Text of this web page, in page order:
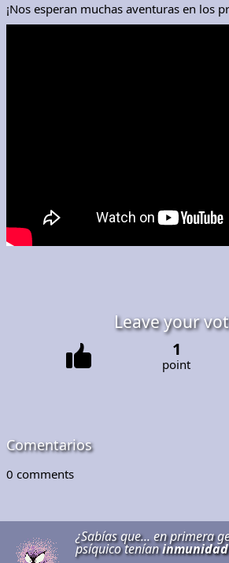
¡Nos esperan muchas aventuras en los
Leave your
1
point
Comentarios
0 comments
¿Sabías que... en primera
psíquico teníaninmunidad